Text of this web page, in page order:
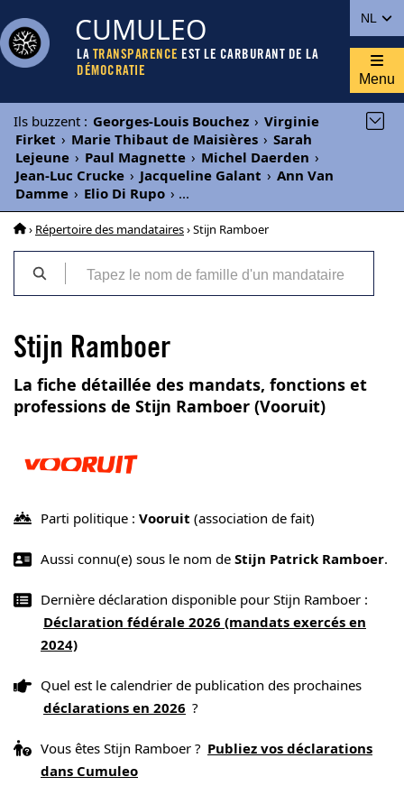
NL
CUMULEO
LA TRANSPARENCE EST LE CARBURANT DE LA
DÉMOCRATIE
Menu
Ils buzzent : Georges-Louis Bouchez › Virginie
Firket › Marie Thibaut de Maisières › Sarah
Lejeune › Paul Magnette › Michel Daerden ›
Jean-Luc Crucke › Jacqueline Galant › Ann Van
Damme › Elio Di Rupo › ...
› Répertoire des mandataires› Stijn Ramboer
Stijn Ramboer
La fiche détaillée des mandats, fonctions et
professions de Stijn Ramboer (Vooruit)
Parti politique : Vooruit (association de fait)
Aussi connu(e) sous le nom de Stijn Patrick Ramboer.
Dernière déclaration disponible pour Stijn Ramboer :
Déclaration fédérale 2026 (mandats exercés en
2024)
Quel est le calendrier de publication des prochaines
déclarations en 2026 ?
Vous êtes Stijn Ramboer ? Publiez vos déclarations
dans Cumuleo